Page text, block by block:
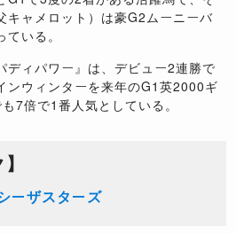
キャメロット）は豪G2ムーニーバ
いる。
ィパワー』は、デビュー2連勝で
ンウィンターを来年のG1英2000ギ
7倍で1番人気としている。
ーザスターズ